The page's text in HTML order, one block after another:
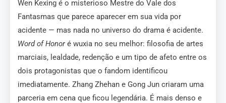
Wen Kexing é o misterioso Mestre do Vale dos
Fantasmas que parece aparecer em sua vida por
acidente — mas nada no universo do drama é acidente.
Word of Honoré wuxia no seu melhor: filosofia de artes
marciais, lealdade, redenção e um tipo de afeto entre os
dois protagonistas que o fandom identificou
imediatamente. Zhang Zhehan e Gong Jun criaram uma
parceria em cena que ficou legendária. É mais denso e